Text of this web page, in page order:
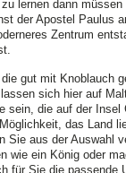
zu lernen dann
der Apostel Paulus
Zentrum
gut mit Knoblauch
sich hier auf
sein, die auf der
das Land
Sie aus der Auswahl
wie ein König oder
für Sie die passende